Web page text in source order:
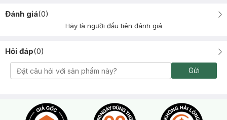
Đánh giá(0)
Hãy là người đầu tiên đánh giá
Hỏi đáp(0)
Gửi